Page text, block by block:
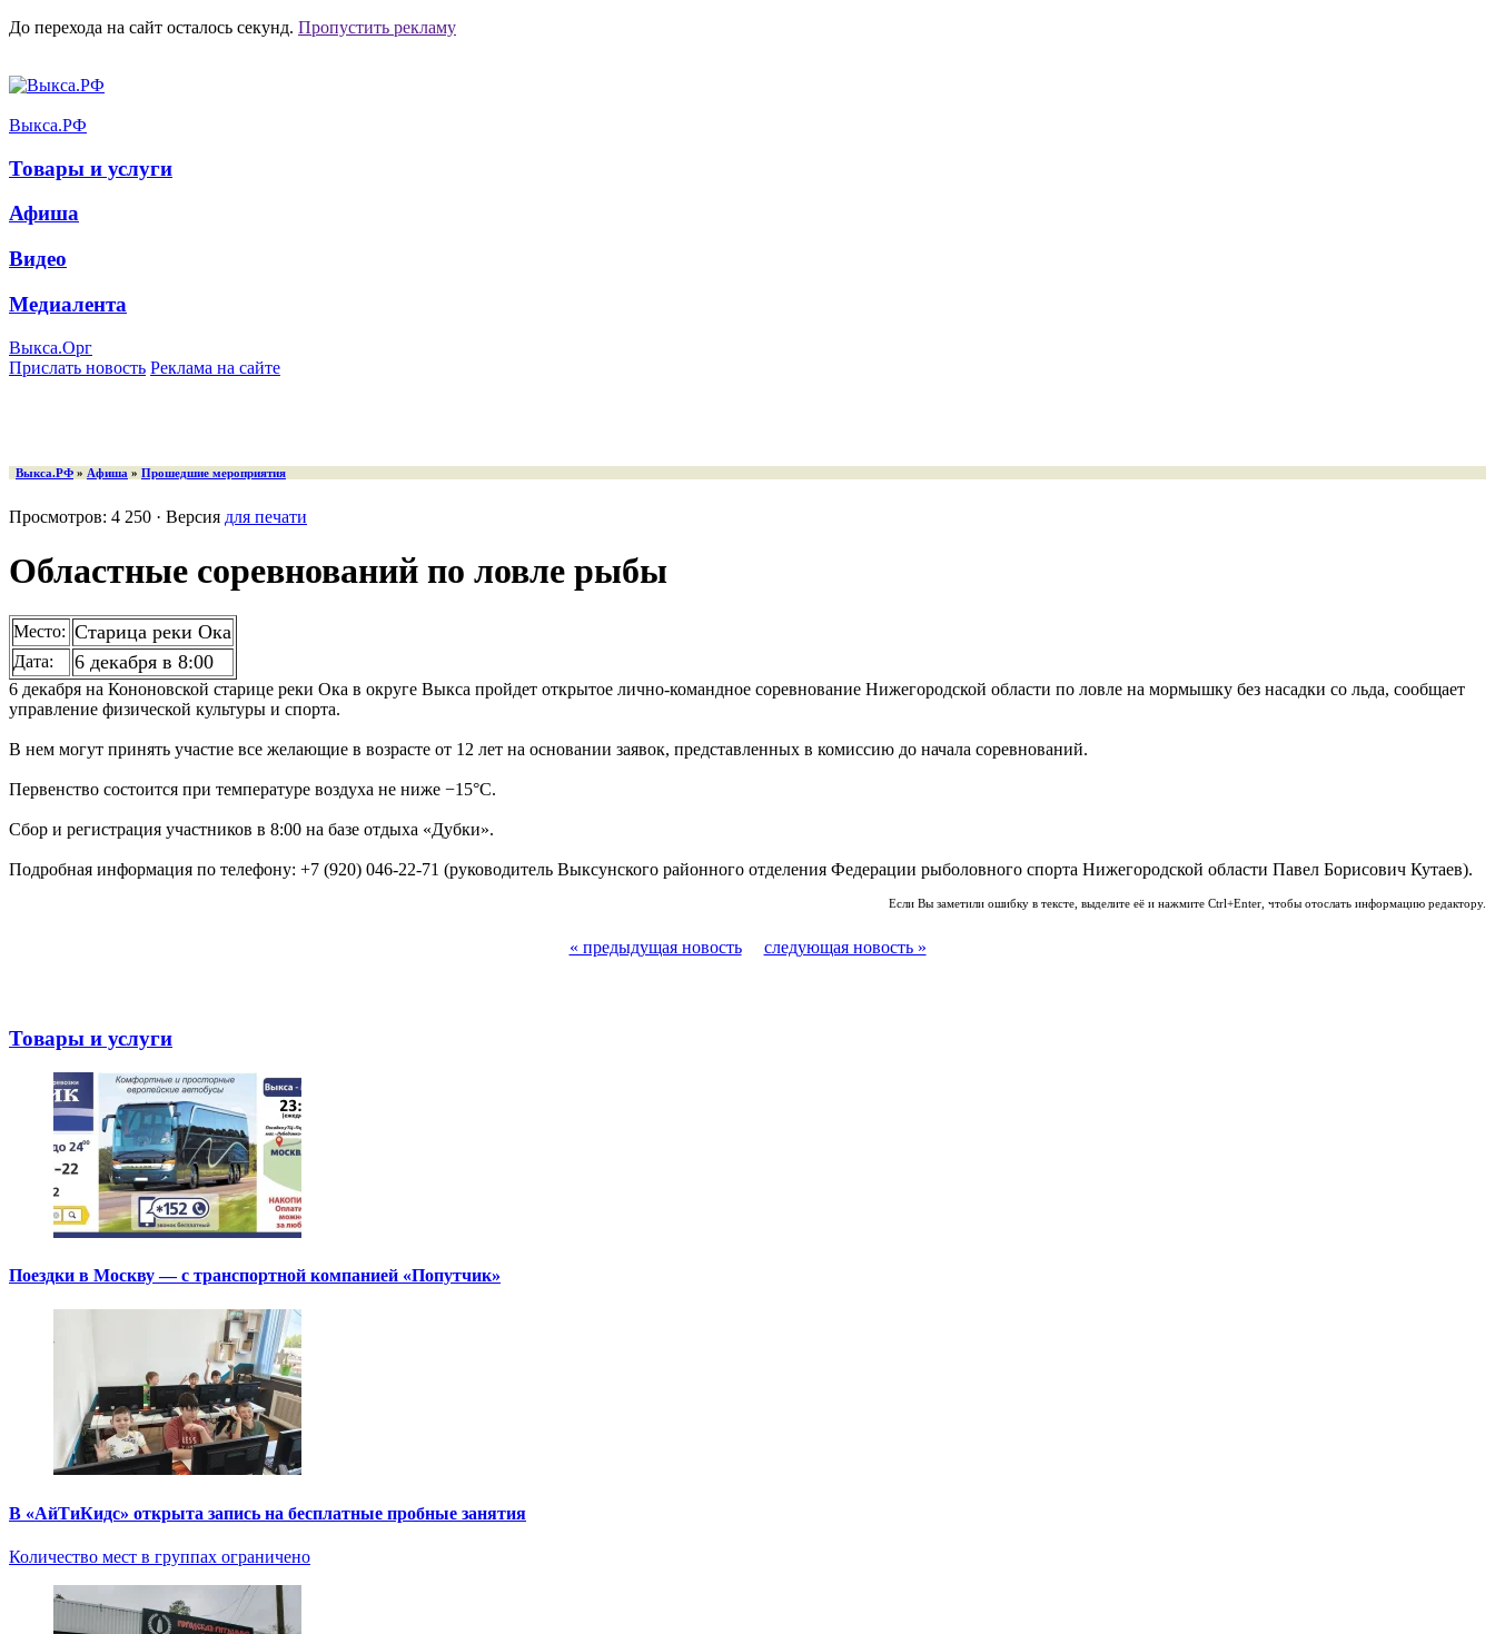
До перехода на сайт осталось секунд. Пропустить рекламу
Выкса.РФ
Товары и услуги
Афиша
Видео
Медиалента
Выкса.Орг
Прислать новость Реклама на сайте
Выкса.РФ » Афиша » Прошедшие мероприятия
Просмотров: 4 250 · Версия для печати
Областные соревнований по ловле рыбы
Место: Старица реки Ока
Дата: 6 декабря в 8:00
6 декабря на Кононовской старице реки Ока в округе Выкса пройдет открытое лично-командное соревнование Нижегородской области по ловле на мормышку без насадки со льда, сообщает
управление физической культуры и спорта.
В нем могут принять участие все желающие в возрасте от 12 лет на основании заявок, представленных в комиссию до начала соревнований.
Первенство состоится при температуре воздуха не ниже −15°С.
Сбор и регистрация участников в 8:00 на базе отдыха «Дубки».
Подробная информация по телефону: +7 (920) 046-22-71 (руководитель Выксунского районного отделения Федерации рыболовного спорта Нижегородской области Павел Борисович Кутаев).
Если Вы заметили ошибку в тексте, выделите её и нажмите Ctrl+Enter, чтобы отослать информацию редактору.
« предыдущая новость следующая новость »
Товары и услуги
Поездки в Москву — с транспортной компанией «Попутчик»
В «АйТиКидс» открыта запись на бесплатные пробные занятия
Количество мест в группах ограничено